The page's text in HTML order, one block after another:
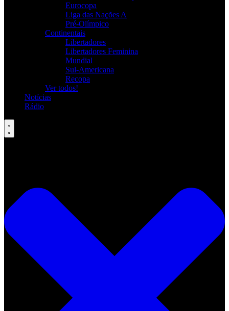
Eurocopa
Liga das Nações A
Pré-Olímpico
Continentais
Libertadores
Libertadores Feminina
Mundial
Sul-Americana
Recopa
Ver todos!
Notícias
Rádio